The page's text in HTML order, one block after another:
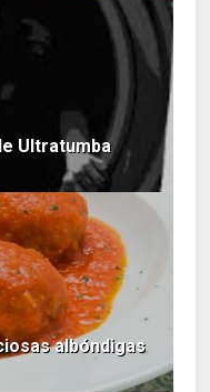
Ultratumba
albóndigas